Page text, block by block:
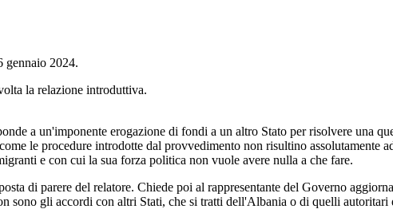
gennaio 2024.
la relazione introduttiva.
a un'imponente erogazione di fondi a un altro Stato per risolvere una
le procedure introdotte dal provvedimento non risultino assolutamente
e con cui la sua forza politica non vuole avere nulla a che fare.
di parere del relatore. Chiede poi al rappresentante del Governo
sono gli accordi con altri Stati, che si tratti dell'Albania o di quelli